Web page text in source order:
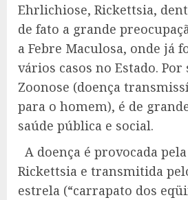
Ehrlichiose, Rickettsia,
de fato a grande
a Febre Maculosa, onde já
vários casos no Estado.
Zoonose (doença
para o homem), é de
saúde pública e social.
A doença é provocada
Rickettsia e transmitida
estrela (“carrapato dos